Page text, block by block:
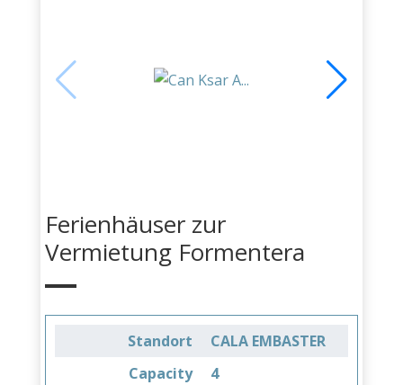
Ferienhäuser zur
Vermietung Formentera
Standort
CALA EMBASTER
Capacity
4